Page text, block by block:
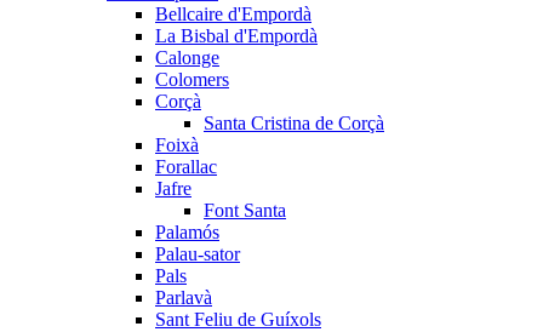
Bellcaire d'Empordà
La Bisbal d'Empordà
Calonge
Colomers
Corçà
Santa Cristina de Corçà
Foixà
Forallac
Jafre
Font Santa
Palamós
Palau-sator
Pals
Parlavà
Sant Feliu de Guíxols